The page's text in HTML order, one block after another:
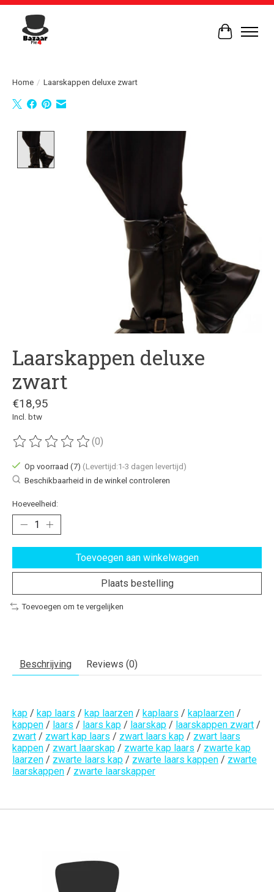
Home / Laarskappen deluxe zwart
Product image slideshow Items
Laarskappen deluxe
zwart
€18,95
Incl. btw
De beoordeling van dit product is
(0)
Op voorraad (7) (Levertijd:1-3 dagen levertijd)
Beschikbaarheid in de winkel controleren
Hoeveelheid:
Toevoegen aan winkelwagen
Plaats bestelling
Toevoegen om te vergelijken
Beschrijving Reviews (0)
kap / kap laars / kap laarzen / kaplaars / kaplaarzen /
kappen / laars / laars kap / laarskap / laarskappen zwart /
zwart / zwart kap laars / zwart laars kap / zwart laars
kappen / zwart laarskap / zwarte kap laars / zwarte kap
laarzen / zwarte laars kap / zwarte laars kappen / zwarte
laarskappen / zwarte laarskapper